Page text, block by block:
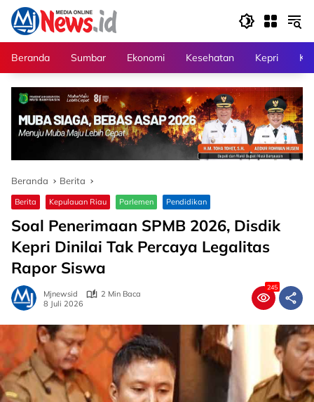
Langsung
konten
Beranda
Sumbar Ekonomi Kesehatan Kepri
Beranda Berita
Berita Kepulauan Riau Parlemen Pendidikan
Soal Penerimaan SPMB 2026, Disdik
Kepri Dinilai Tak Percaya Legalitas
Rapor Siswa
Mjnewsid
2 Min Baca
8 Juli 2026
245